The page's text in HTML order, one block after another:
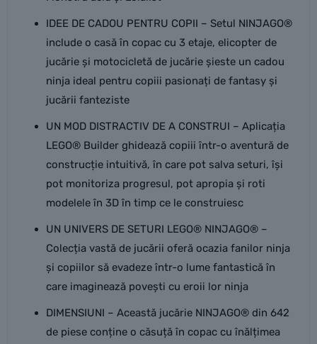
IDEE DE CADOU PENTRU COPII – Setul NINJAGO®
include o casă în copac cu 3 etaje, elicopter de
jucărie și motocicletă de jucărie șieste un cadou
ninja ideal pentru copiii pasionați de fantasy și
jucării fanteziste
UN MOD DISTRACTIV DE A CONSTRUI – Aplicația
LEGO® Builder ghidează copiii într-o aventură de
construcție intuitivă, în care pot salva seturi, își
pot monitoriza progresul, pot apropia și roti
modelele în 3D în timp ce le construiesc
UN UNIVERS DE SETURI LEGO® NINJAGO® –
Colecția vastă de jucării oferă ocazia fanilor ninja
și copiilor să evadeze într-o lume fantastică în
care imaginează povești cu eroii lor ninja
DIMENSIUNI – Această jucărie NINJAGO® din 642
de piese conține o căsuță în copac cu înălțimea